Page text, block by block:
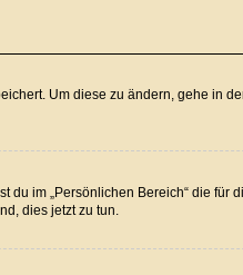
Um diese zu ändern, gehe in
im „Persönlichen Bereich“ die
dies jetzt zu tun.